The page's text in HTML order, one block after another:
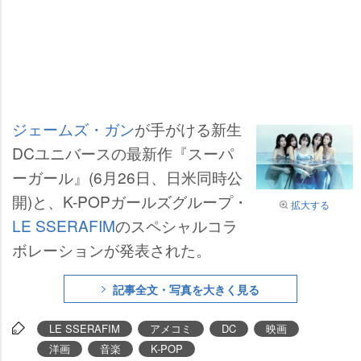
拡大する
ジェームズ・ガンが手がける新生
DCユニバースの最新作『スーパ
ーガール』(6月26日、日米同時公
開)と、K-POPガールズグループ・
LE SSERAFIMのスペシャルコラ
ボレーションが発表された。
記事全文・写真を大きく見る
LE SSERAFIM アメコミ DC
映画
洋画
音楽 K-POP